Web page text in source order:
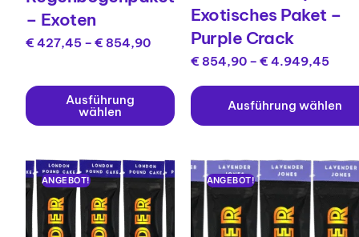
– Exoten
€ 427,45 – € 854,90
Ausführung
wählen
Exotisches Paket –
Purple Crack
€ 854,90 – € 4.949,45
Ausführung wählen
ANGEBOT! ANGEBOT!